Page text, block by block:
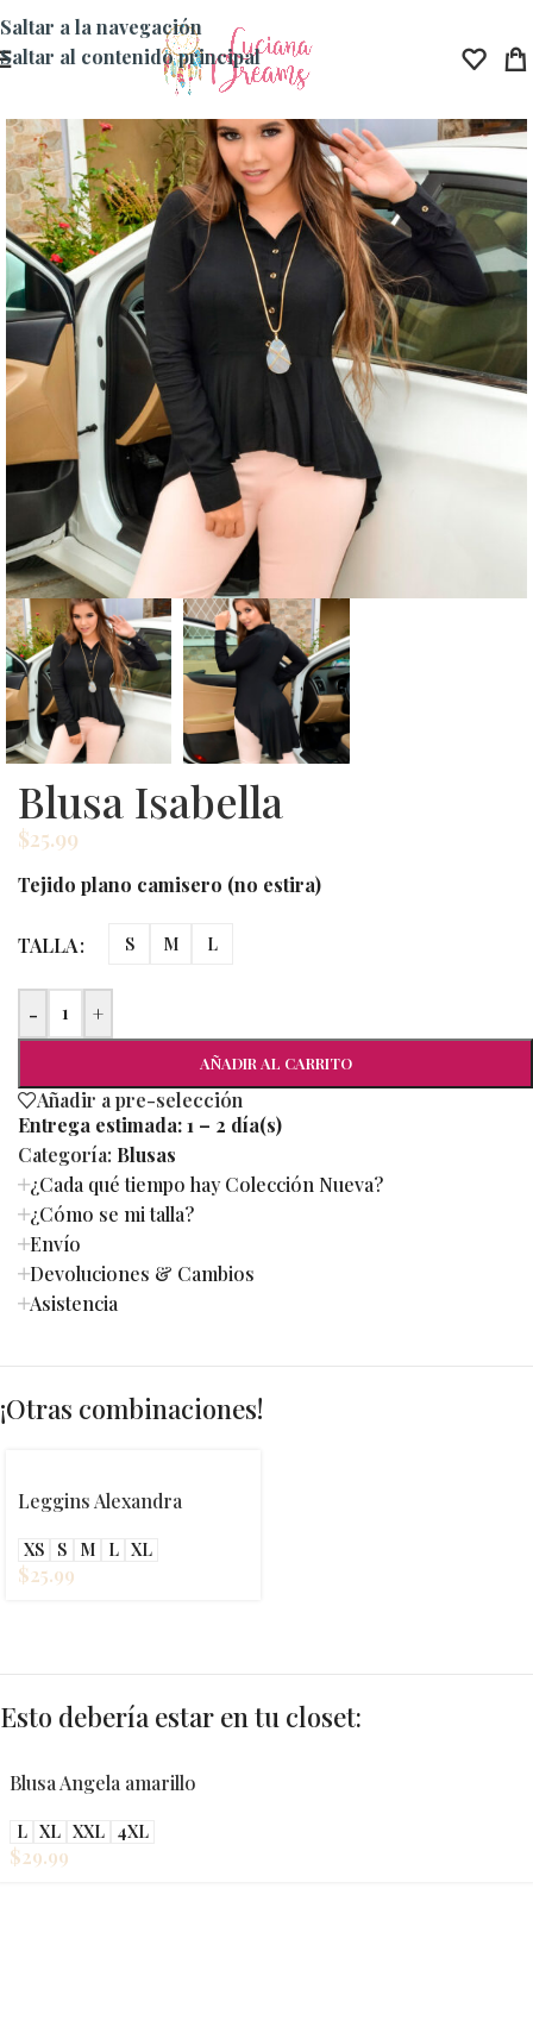
Saltar a la navegación
Saltar al contenido principal
Blusa Isabella
$25.99
Tejido plano camisero (no estira)
TALLA S M L
- +
AÑADIR AL CARRITO
Añadir a pre-selección
Entrega estimada:1 – 2 día(s)
Categoría: Blusas
¿Cada qué tiempo hay Colección Nueva?
¿Cómo se mi talla?
Envío
Devoluciones & Cambios
Asistencia
¡Otras combinaciones!
Leggins Alexandra
XS S M L XL
$25.99
Esto debería estar en tu closet:
Blusa Angela amarillo
L XL XXL 4XL
$29.99